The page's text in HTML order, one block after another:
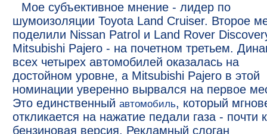
Мое субъективное мнение - лидер по
шумоизоляции Toyota Land Cruiser. Второе
поделили Nissan Patrol и Land Rover
Mitsubishi Pajero - на почетном третьем.
всех четырех автомобилей оказалась на
достойном уровне, а Mitsubishi Pajero в этой
номинации уверенно вырвался на первое
Это единственный автомобиль, который
откликается на нажатие педали газа - почти
бензиновая версия. Рекламный слоган